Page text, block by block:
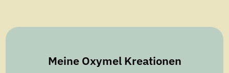
Meine Oxymel Kreationen